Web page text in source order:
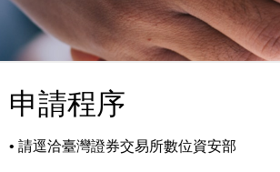
申請程序
• 請逕洽臺灣證券交易所數位資安部